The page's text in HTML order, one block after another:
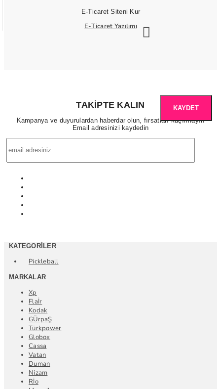
E-Ticaret Siteni Kur
E-Ticaret Yazılımı
TAKIPTE KALIN
Kampanya ve duyurulardan haberdar olun, fırsatları kaçırmayın
Email adresinizi kaydedin
KAYDET
KATEGORILER
Pickleball
MARKALAR
Xp
Flaİr
Kodak
GÜrpaŞ
Türkpower
Globox
Cassa
Vatan
Duman
Nizam
Rİo